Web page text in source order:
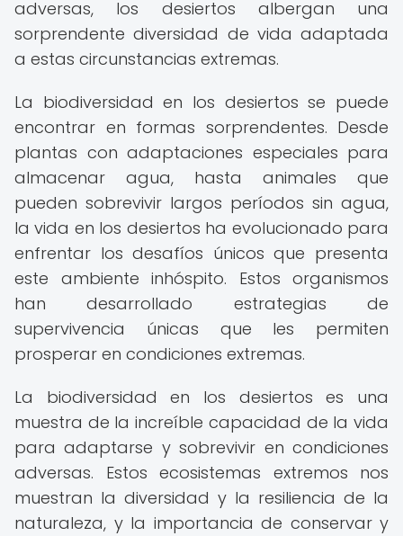
adversas, los desiertos albergan una
sorprendente diversidad de vida adaptada
a estas circunstancias extremas.
La biodiversidad en los desiertos se puede
encontrar en formas sorprendentes. Desde
plantas con adaptaciones especiales para
almacenar agua, hasta animales que
pueden sobrevivir largos períodos sin agua,
la vida en los desiertos ha evolucionado para
enfrentar los desafíos únicos que presenta
este ambiente inhóspito. Estos organismos
han desarrollado estrategias de
supervivencia únicas que les permiten
prosperar en condiciones extremas.
La biodiversidad en los desiertos es una
muestra de la increíble capacidad de la vida
para adaptarse y sobrevivir en condiciones
adversas. Estos ecosistemas extremos nos
muestran la diversidad y la resiliencia de la
naturaleza, y la importancia de conservar y